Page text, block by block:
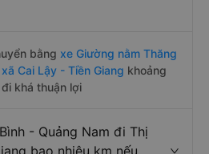
bằng xe Giường nằm Thăng
Cai Lậy - Tiền Giang khoảng
khá thuận lợi
- Quảng Nam đi Thị
bao nhiêu km nếu